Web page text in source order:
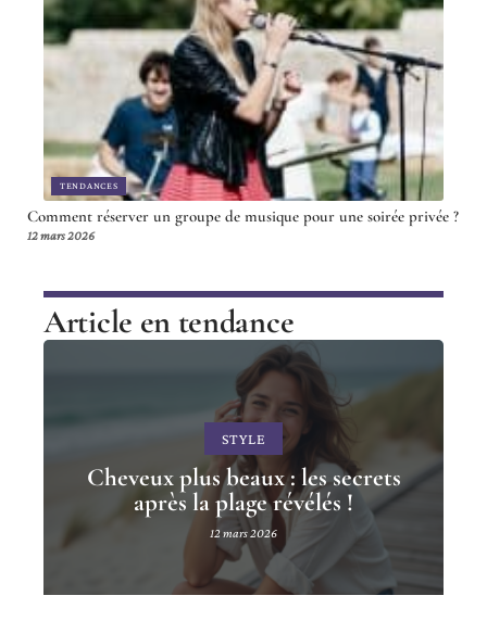
TENDANCES
Comment réserver un groupe de musique pour une soirée privée ?
12 mars 2026
Article en tendance
STYLE
Cheveux plus beaux : les secrets
après la plage révélés !
12 mars 2026